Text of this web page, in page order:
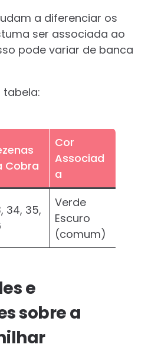
a diferenciar os
ser associada ao
pode variar de banca
tabela:
Cobra
Cor
Associad
a
34, 35,
Verde
Escuro
(comum)
e
sobre a